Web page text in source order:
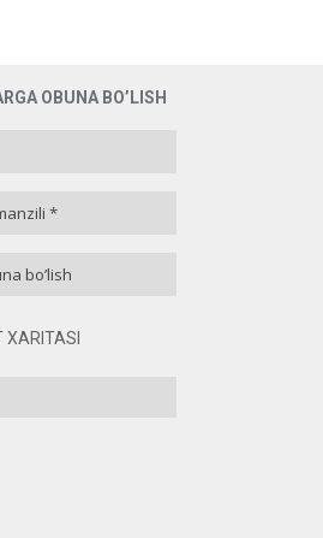
OBUNA BO’LISH
XARITASI